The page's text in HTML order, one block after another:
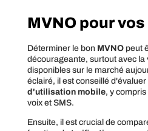
MVNO pour
Déterminer le bon MVNOpeut
décourageante, surtout avec la
disponibles sur le marché
éclairé, il est conseillé
d'utilisation mobile, y
voix et SMS.
Ensuite, il est crucial de